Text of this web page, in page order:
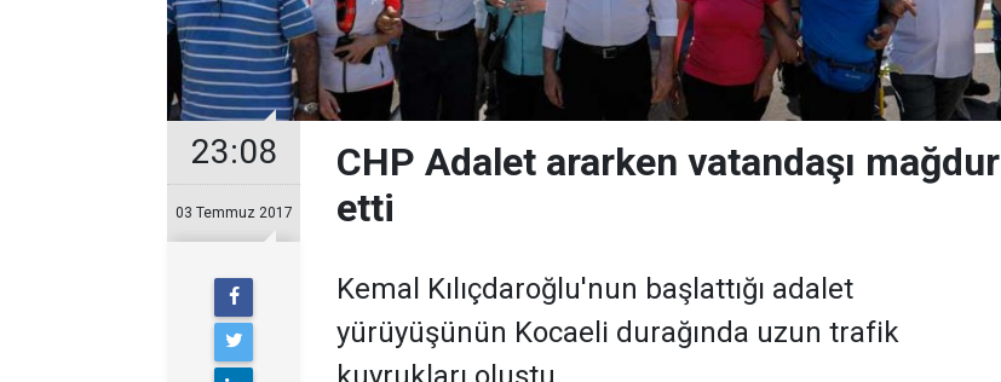
23:08
03 Temmuz 2017
CHP Adalet ararken vatandaşı mağdur
etti
Kemal Kılıçdaroğlu'nun başlattığı adalet
yürüyüşünün Kocaeli durağında uzun trafik